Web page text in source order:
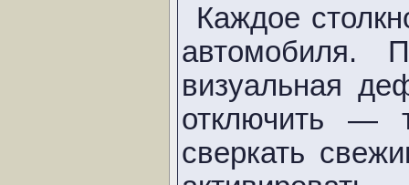
Каждое
автомобиля.
визуальная
отключить —
сверкать